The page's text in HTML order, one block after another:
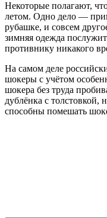
Некоторые полагают,
летом. Одно дело —
рубашке, и совсем
зимняя одежда
противнику никакого
На самом деле
шокеры с учётом
шокера без труда
дублёнка с толстовкой,
способны помешать